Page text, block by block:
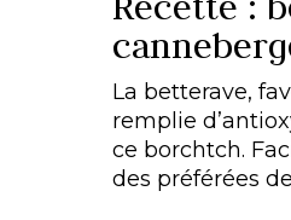
La betterave,
remplie
ce borchtch.
des préférées